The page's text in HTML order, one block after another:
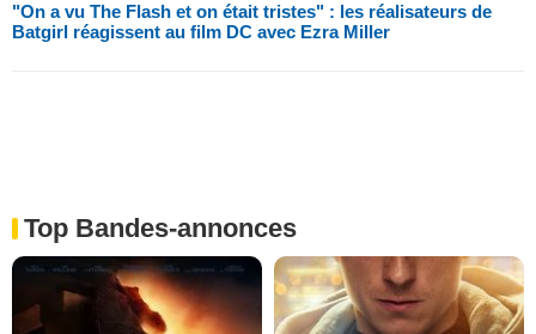
"On a vu The Flash et on était tristes" : les réalisateurs de
Batgirl réagissent au film DC avec Ezra Miller
Top Bandes-annonces